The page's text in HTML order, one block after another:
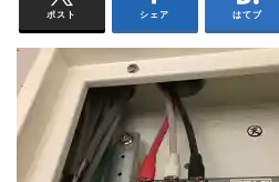
ポスト シェア はてブ